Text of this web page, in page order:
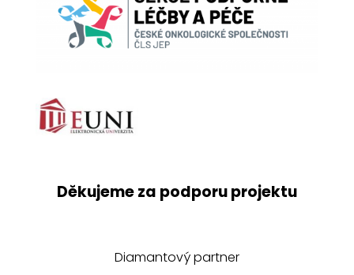
Děkujeme za podporu projektu
Diamantový partner